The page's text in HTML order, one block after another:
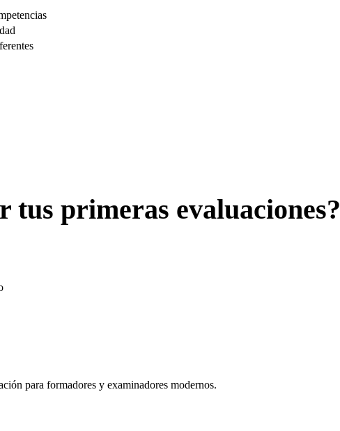
tus primeras evaluaciones?
para formadores y examinadores modernos.